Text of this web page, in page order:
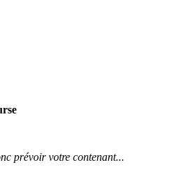
prévoir votre contenant...